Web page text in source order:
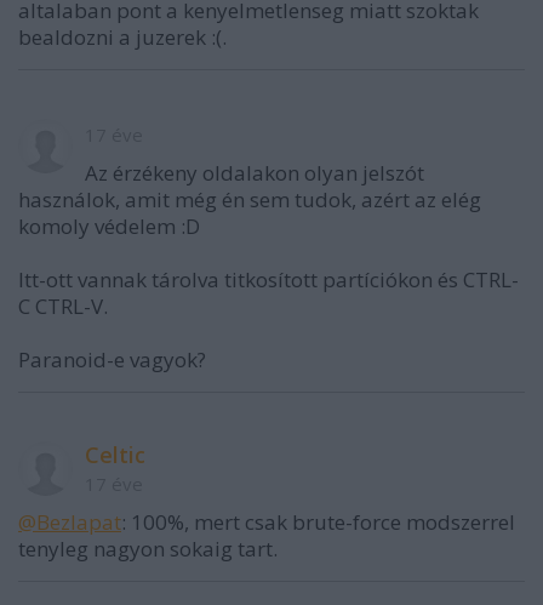
altalaban pont a kenyelmetlenseg miatt szoktak
bealdozni a juzerek :(.
Az érzékeny oldalakon olyan jelszót
használok, amit még én sem tudok, azért az elég
komoly védelem :D
Itt-ott vannak tárolva titkosított partíciókon és CTRL-
C CTRL-V.
Paranoid-e vagyok?
Celtic
@Bezlapat: 100%, mert csak brute-force modszerrel
tenyleg nagyon sokaig tart.